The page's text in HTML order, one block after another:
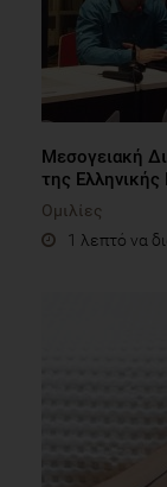
Μεσογειακή
της Ελληνικής
Ομιλίες
1 λεπτό να